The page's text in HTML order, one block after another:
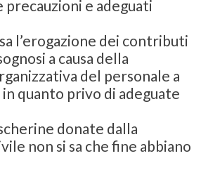
precauzioni e adeguati
l’erogazione dei contributi
a causa della
del personale a
quanto privo di adeguate
donate dalla
non si sa che fine abbiano